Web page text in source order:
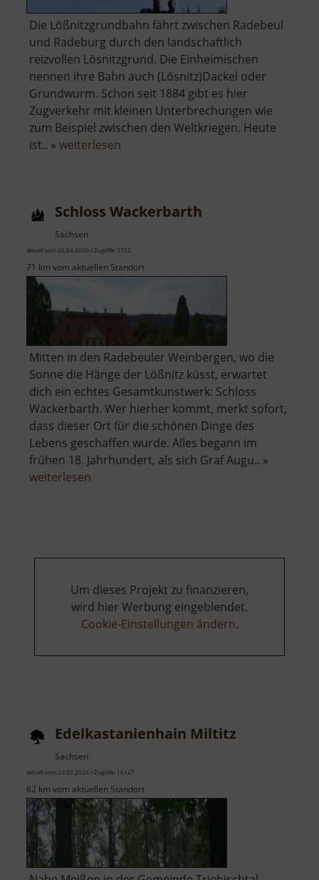
Die Lößnitzgrundbahn fährt zwischen Radebeul
und Radeburg durch den landschaftlich
reizvollen Lösnitzgrund. Die Einheimischen
nennen ihre Bahn auch (Lösnitz)Dackel oder
Grundwurm. Schon seit 1884 gibt es hier
Zugverkehr mit kleinen Unterbrechungen wie
zum Beispiel zwischen den Weltkriegen. Heute
ist.. » weiterlesen
Schloss Wackerbarth
Sachsen
aktuell vom 26.04.2026 / Zugriffe: 2702
71 km vom aktuellen Standort
Mitten in den Radebeuler Weinbergen, wo die
Sonne die Hänge der Lößnitz küsst, erwartet
dich ein echtes Gesamtkunstwerk: Schloss
Wackerbarth. Wer hierher kommt, merkt sofort,
dass dieser Ort für die schönen Dinge des
Lebens geschaffen wurde. Alles begann im
frühen 18. Jahrhundert, als sich Graf Augu.. »
weiterlesen
Um dieses Projekt zu finanzieren,
wird hier Werbung eingeblendet.
Cookie-Einstellungen ändern.
Edelkastanienhain Miltitz
Sachsen
aktuell vom 23.07.2024 / Zugriffe: 16127
62 km vom aktuellen Standort